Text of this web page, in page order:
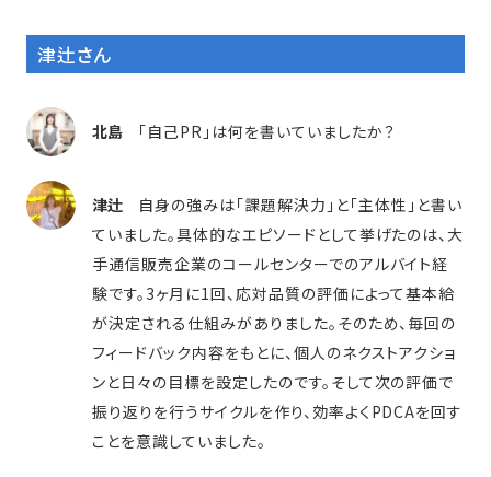
津辻さん
北島 「自己PR」は何を書いていましたか？
津辻
自身の強みは「課題解決力」と「主体性」と書い
ていました。具体的なエピソードとして挙げたのは、大
手通信販売企業のコールセンターでのアルバイト経
験です。3ヶ月に1回、応対品質の評価によって基本給
が決定される仕組みがありました。そのため、毎回の
フィードバック内容をもとに、個人のネクストアクショ
ンと日々の目標を設定したのです。そして次の評価で
振り返りを行うサイクルを作り、効率よくPDCAを回す
ことを意識していました。